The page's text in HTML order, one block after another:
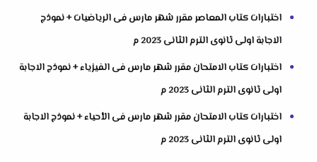
اختبارات كتاب المعاصر مقرر شهر مارس فى الرياضيات + نموذج
الاجابة اولى ثانوى الترم الثانى 2023 م
اختبارات كتاب الامتحان مقرر شهر مارس فى الفيزياء + نموذج الاجابة
اولى ثانوى الترم الثانى 2023 م
اختبارات كتاب الامتحان مقرر شهر مارس فى الأحياء + نموذج الاجابة
اولى ثانوى الترم الثانى 2023 م